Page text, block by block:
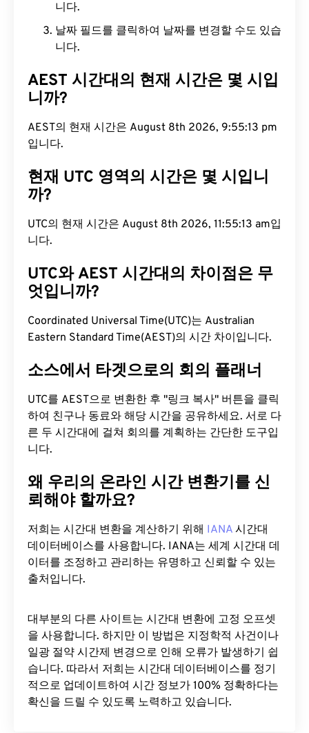
니다.
날짜 필드를 클릭하여 날짜를 변경할 수도 있습
니다.
AEST 시간대의 현재 시간은 몇 시입
니까?
AEST의 현재 시간은 August 8th 2026, 9:55:14 pm
입니다.
현재 UTC 영역의 시간은 몇 시입니
까?
UTC의 현재 시간은 August 8th 2026, 11:55:14 am입
니다.
UTC와 AEST 시간대의 차이점은 무
엇입니까?
Coordinated Universal Time(UTC)는 Australian
Eastern Standard Time(AEST)의 시간 차이입니다.
소스에서 타겟으로의 회의 플래너
UTC를 AEST으로 변환한 후 "링크 복사" 버튼을 클릭
하여 친구나 동료와 해당 시간을 공유하세요. 서로 다
른 두 시간대에 걸쳐 회의를 계획하는 간단한 도구입
니다.
왜 우리의 온라인 시간 변환기를 신
뢰해야 할까요?
저희는 시간대 변환을 계산하기 위해 IANA 시간대
데이터베이스를 사용합니다. IANA는 세계 시간대 데
이터를 조정하고 관리하는 유명하고 신뢰할 수 있는
출처입니다.
대부분의 다른 사이트는 시간대 변환에 ​​고정 오프셋
을 사용합니다. 하지만 이 방법은 지정학적 사건이나
일광 절약 시간제 변경으로 인해 오류가 발생하기 쉽
습니다. 따라서 저희는 시간대 데이터베이스를 정기
적으로 업데이트하여 시간 정보가 100% 정확하다는
확신을 드릴 수 있도록 노력하고 있습니다.